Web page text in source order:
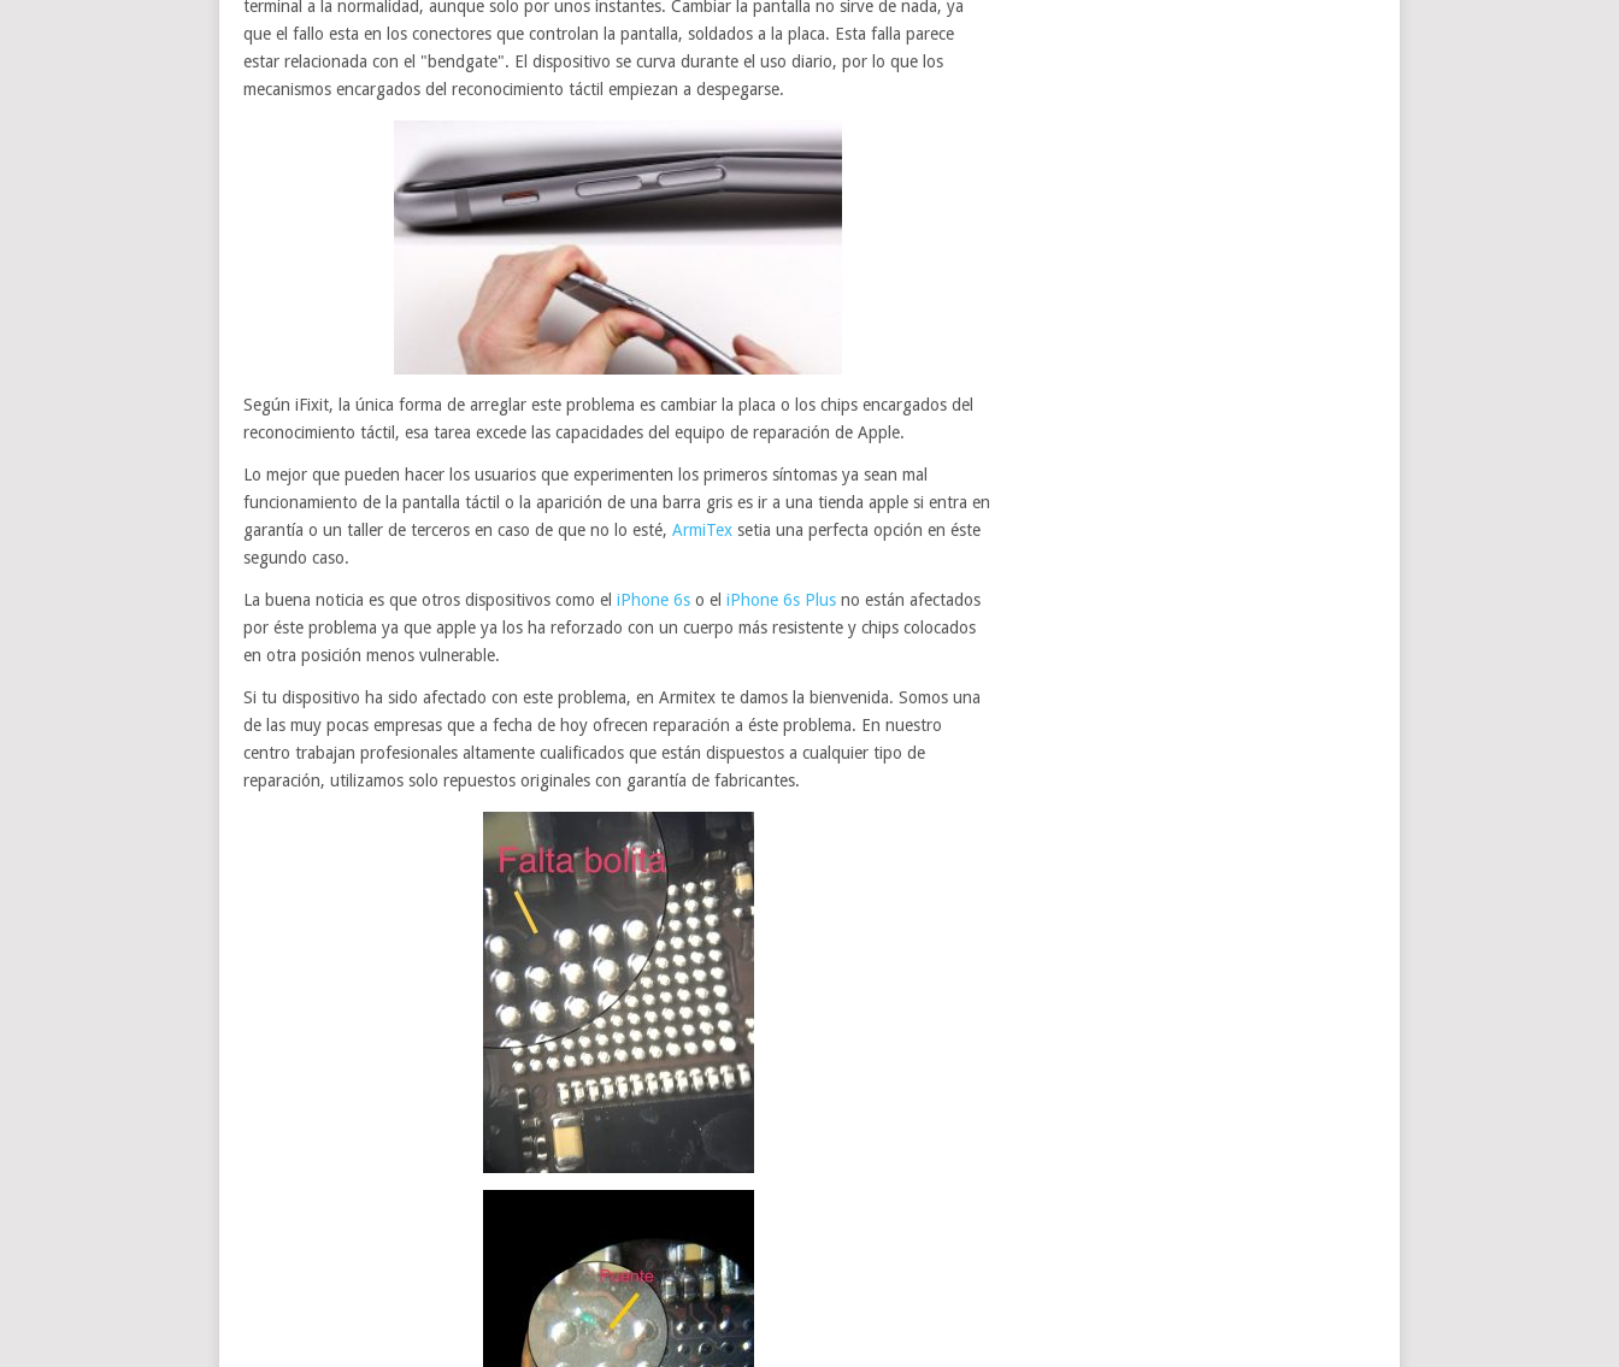
terminal a la normalidad, aunque solo por unos instantes. Cambiar la pantalla no sirve de nada, ya
que el fallo esta en los conectores que controlan la pantalla, soldados a la placa. Esta falla parece
estar relacionada con el "bendgate". El dispositivo se curva durante el uso diario, por lo que los
mecanismos encargados del reconocimiento táctil empiezan a despegarse.
Según iFixit, la única forma de arreglar este problema es cambiar la placa o los chips encargados del
reconocimiento táctil, esa tarea excede las capacidades del equipo de reparación de Apple.
Lo mejor que pueden hacer los usuarios que experimenten los primeros síntomas ya sean mal
funcionamiento de la pantalla táctil o la aparición de una barra gris es ir a una tienda apple si entra en
garantía o un taller de terceros en caso de que no lo esté, ArmiTex setia una perfecta opción en éste
segundo caso.
La buena noticia es que otros dispositivos como el iPhone 6s o el iPhone 6s Plus no están afectados
por éste problema ya que apple ya los ha reforzado con un cuerpo más resistente y chips colocados
en otra posición menos vulnerable.
Si tu dispositivo ha sido afectado con este problema, en Armitex te damos la bienvenida. Somos una
de las muy pocas empresas que a fecha de hoy ofrecen reparación a éste problema. En nuestro
centro trabajan profesionales altamente cualificados que están dispuestos a cualquier tipo de
reparación, utilizamos solo repuestos originales con garantía de fabricantes.